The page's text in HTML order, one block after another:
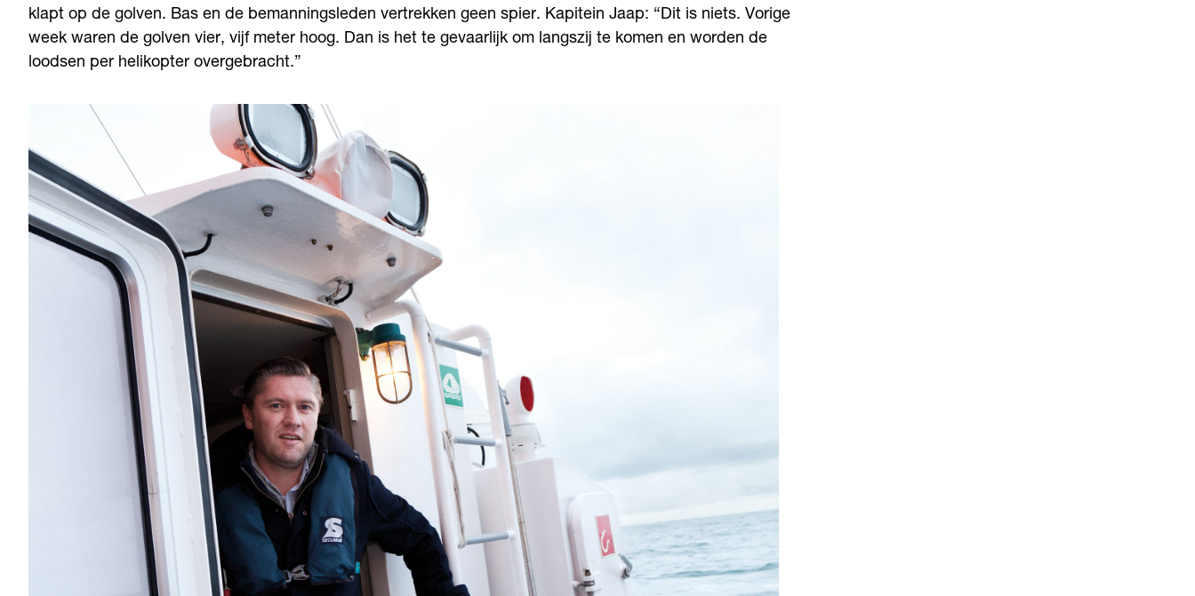
klapt op de golven. Bas en de bemanningsleden vertrekken geen spier. Kapitein Jaap: “Dit is niets. Vorige
week waren de golven vier, vijf meter hoog. Dan is het te gevaarlijk om langszij te komen en worden de
loodsen per helikopter overgebracht.”